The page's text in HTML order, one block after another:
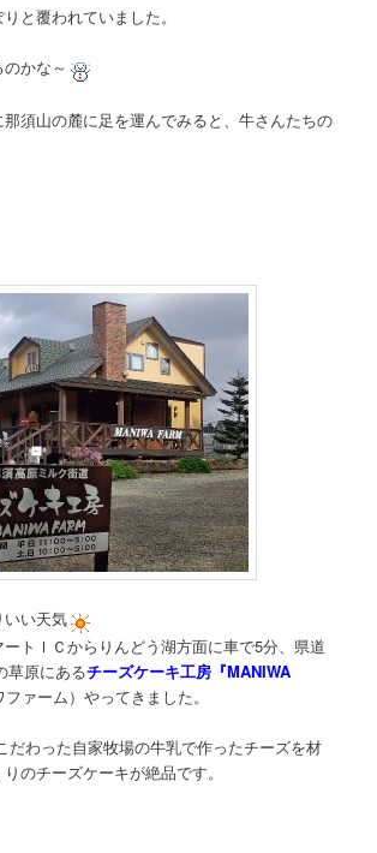
と覆われていました。
かな～
須山の麓に足を運んでみると、牛さんたちの
い天気
トＩＣからりんどう湖方面に車で5分、県道
草原にあるチーズケーキ工房『MANIWA
ファーム）やってきました。
だわった自家牧場の牛乳で作ったチーズを材
のチーズケーキが絶品です。